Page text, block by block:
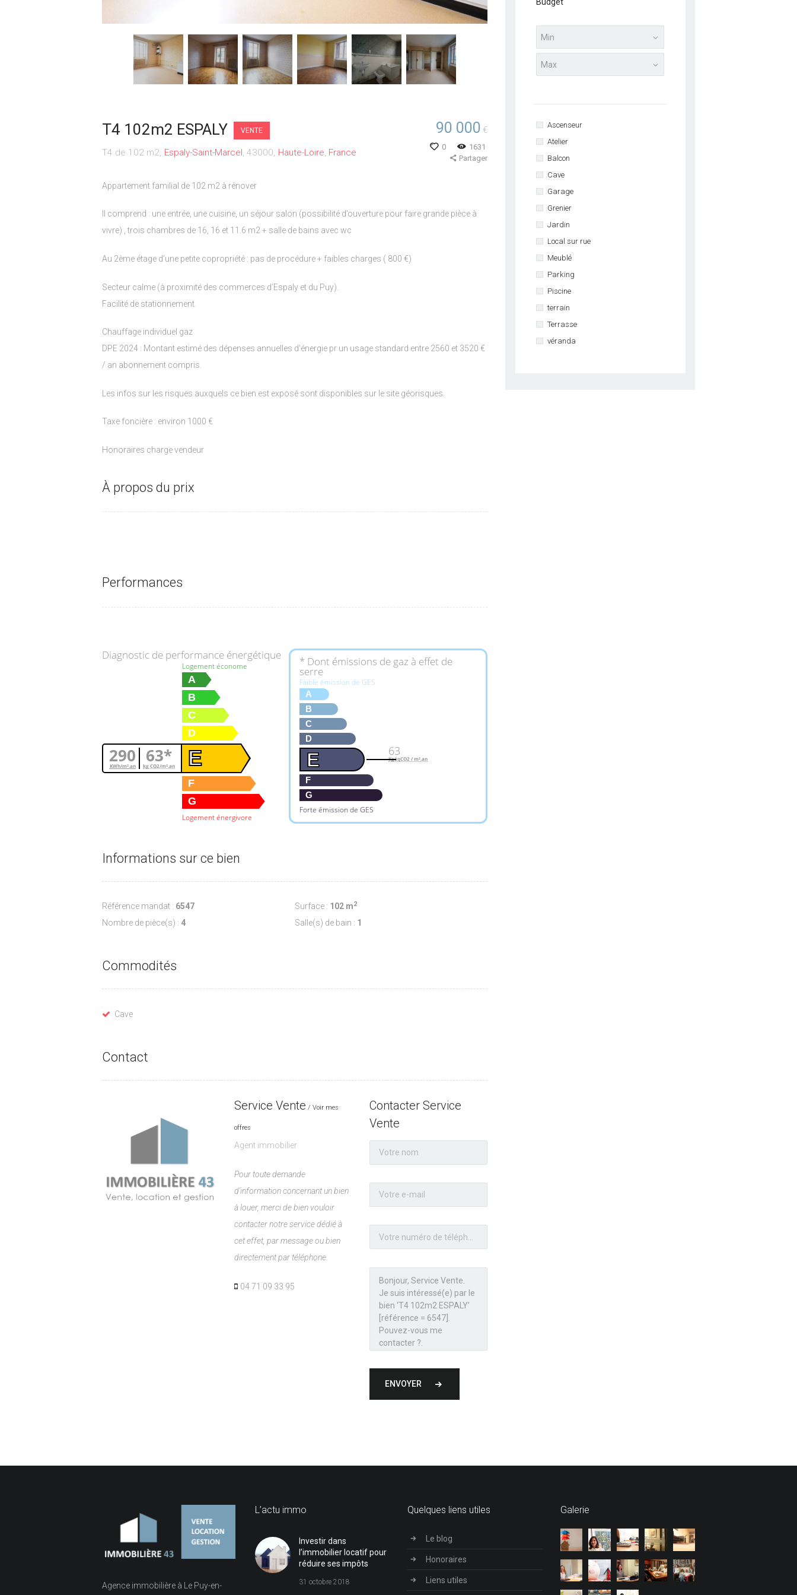
T4 102m2 ESPALY VENTE
T4 de 102 m2 Espaly-Saint-Marcel 43000 Haute-Loire France
90 000 €
1631
0
Partager
Appartement familial de 102 m2 à rénover
Il comprend : une entrée, une cuisine, un séjour salon (possibilité d’ouverture pour faire grande pièce à
vivre) , trois chambres de 16, 16 et 11.6 m2 + salle de bains avec wc
Au 2ème étage d’une petite copropriété : pas de procédure + faibles charges ( 800 €)
Secteur calme (à proximité des commerces d’Espaly et du Puy).
Facilité de stationnement.
Chauffage individuel gaz
DPE 2024 : Montant estimé des dépenses annuelles d’énergie pr un usage standard entre 2560 et 3520 €
/ an abonnement compris.
Les infos sur les risques auxquels ce bien est exposé sont disponibles sur le site géorisques.
Taxe foncière : environ 1000 €
Honoraires charge vendeur
À propos du prix
Performances
Diagnostic de performance énergétique
290
KWh/m².an 63*
kg CO2/m².an
Logement économe
A
B
C
D
E
F
G
Logement énergivore
* Dont émissions de gaz à effet de
serre
Faible émission de GES
A
B
C
D
E
F
G
Forte émission de GES
63
KgéqCO2 / m².an
Informations sur ce bien
Référence mandat : 6547 Surface : 102 m2
Nombre de pièce(s) : 4 Salle(s) de bain : 1
Commodités
Cave
Contact
Service Vente Voir mes
offres
Agent immobilier
Pour toute demande
d'information concernant un bien
à louer, merci de bien vouloir
contacter notre service dédié à
cet effet, par message ou bien
directement par téléphone.
04 71 09 33 95
Contacter Service
Vente
ENVOYER
Ascenseur
Atelier
Balcon
Cave
Garage
Grenier
Jardin
Local sur rue
Meublé
Parking
Piscine
terrain
Terrasse
véranda
Agence immobilière à Le Puy-en-
L’actu immo
Investir dans
l’immobilier locatif pour
réduire ses impôts
31 octobre 2018
Quelques liens utiles
Le blog
Honoraires
Liens utiles
Galerie